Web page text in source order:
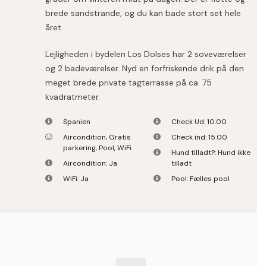
brede sandstrande, og du kan bade stort set hele
året.
Lejligheden i bydelen Los Dolses har 2 soveværelser
og 2 badeværelser. Nyd en forfriskende drik på den
meget brede private tagterrasse på ca. 75
kvadratmeter.
Spanien
Aircondition, Gratis
parkering,Pool,WiFi
Aircondition: Ja
WiFi: Ja
Check Ud:10.00
Check ind:15.00
Hund tilladt?:Hund ikke
tilladt
Pool:Fælles pool